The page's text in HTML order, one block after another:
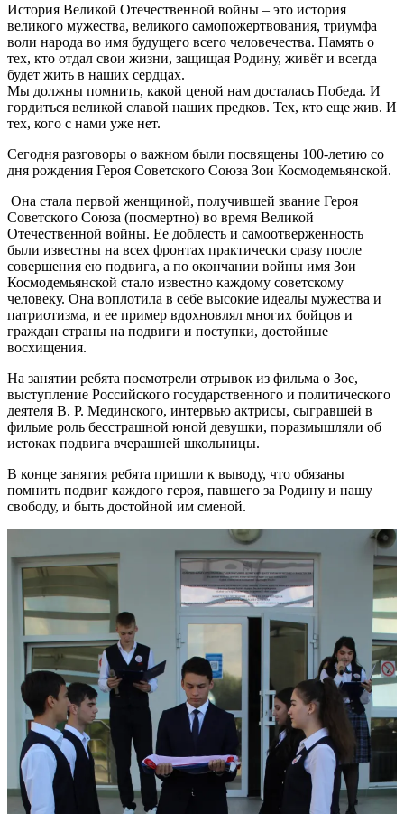
История Великой Отечественной войны – это история
великого мужества, великого самопожертвования, триумфа
воли народа во имя будущего всего человечества. Память о
тех, кто отдал свои жизни, защищая Родину, живёт и всегда
будет жить в наших сердцах.
Мы должны помнить, какой ценой нам досталась Победа. И
гордиться великой славой наших предков. Тех, кто еще жив. И
тех, кого с нами уже нет.
Сегодня разговоры о важном были посвящены 100-летию со
дня рождения Героя Советского Союза Зои Космодемьянской.
Она стала первой женщиной, получившей звание Героя
Советского Союза (посмертно) во время Великой
Отечественной войны. Ее доблесть и самоотверженность
были известны на всех фронтах практически сразу после
совершения ею подвига, а по окончании войны имя Зои
Космодемьянской стало известно каждому советскому
человеку. Она воплотила в себе высокие идеалы мужества и
патриотизма, и ее пример вдохновлял многих бойцов и
граждан страны на подвиги и поступки, достойные
восхищения.
На занятии ребята посмотрели отрывок из фильма о Зое,
выступление Российского государственного и политического
деятеля В. Р. Мединского, интервью актрисы, сыгравшей в
фильме роль бесстрашной юной девушки, поразмышляли об
истоках подвига вчерашней школьницы.
В конце занятия ребята пришли к выводу, что обязаны
помнить подвиг каждого героя, павшего за Родину и нашу
свободу, и быть достойной им сменой.